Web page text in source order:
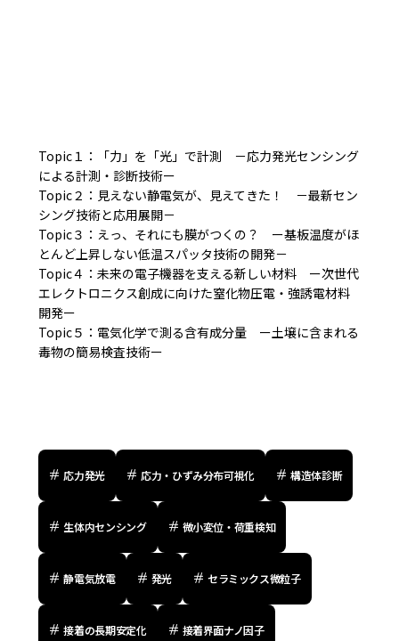
Topic１：
「力」を「光」で計測 －応力発光センシング
による計測・診断技術ー
Topic２：見えない静電気が、見えてきた！ －最新セン
シング技術と応用展開－
Topic３：えっ、それにも膜がつくの？ ー基板温度がほ
とんど上昇しない低温スパッタ技術の開発－
Topic４：未来の電子機器を支える新しい材料 ー次世代
エレクトロニクス創成に向けた窒化物圧電・強誘電材料
開発ー
Topic５：電気化学で測る含有成分量 ー土壌に含まれる
毒物の簡易検査技術ー
応力発光 応力・ひずみ分布可視化 構造体診断
生体内センシング 微小変位・荷重検知
静電気放電 発光 セラミックス微粒子
接着の長期安定化 接着界面ナノ因子